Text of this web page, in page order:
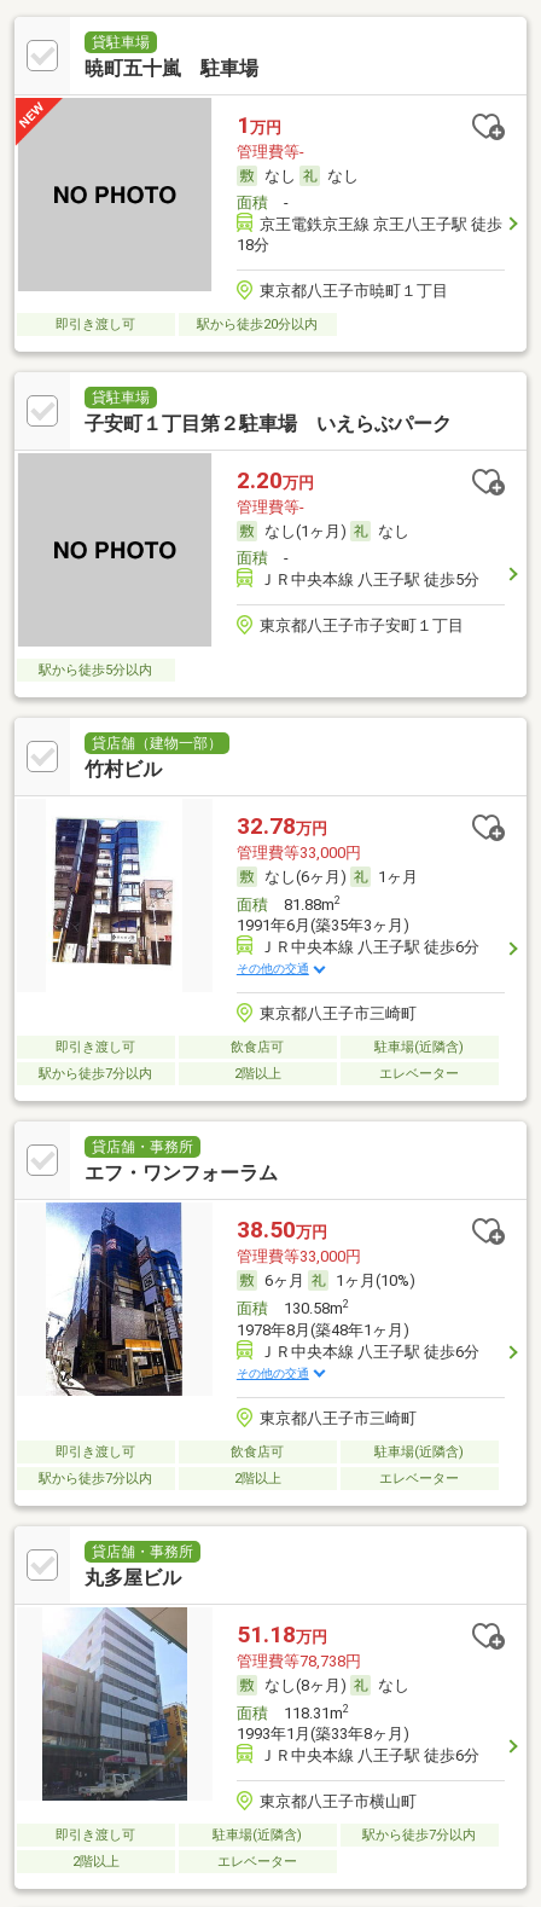
貸駐車場
暁町五十嵐 駐車場
1 万円
管理費等-
なし
なし
面積-
京王電鉄京王線 京王八王子駅 徒歩
18分
東京都八王子市暁町１丁目
即引き渡し可 駅から徒歩20分以内
貸駐車場
子安町１丁目第２駐車場 いえらぶパーク
2.20万円
管理費等-
なし(1ヶ月)
なし
面積-
ＪＲ中央本線 八王子駅 徒歩5分
東京都八王子市子安町１丁目
駅から徒歩5分以内
貸店舗（建物一部）
竹村ビル
32.78万円
管理費等33,000円
なし(6ヶ月)
1ヶ月
面積81.88m2
1991年6月(築35年3ヶ月)
ＪＲ中央本線 八王子駅 徒歩6分
その他の交通
東京都八王子市三崎町
即引き渡し可 飲食店可
駐車場(近隣含)
駅から徒歩7分以内
2階以上 エレベーター
貸店舗・事務所
エフ・ワンフォーラム
38.50万円
管理費等33,000円
6ヶ月
1ヶ月(10%)
面積130.58m2
1978年8月(築48年1ヶ月)
ＪＲ中央本線 八王子駅 徒歩6分
その他の交通
東京都八王子市三崎町
即引き渡し可 飲食店可
駐車場(近隣含)
駅から徒歩7分以内
2階以上 エレベーター
貸店舗・事務所
丸多屋ビル
51.18万円
管理費等78,738円
なし(8ヶ月)
なし
面積118.31m2
1993年1月(築33年8ヶ月)
ＪＲ中央本線 八王子駅 徒歩6分
東京都八王子市横山町
即引き渡し可 駐車場(近隣含)
駅から徒歩7分以内
2階以上
エレベーター